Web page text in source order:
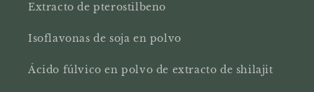
Extracto de pterostilbeno
Isoflavonas de soja en polvo
Ácido fúlvico en polvo de extracto de shilajit